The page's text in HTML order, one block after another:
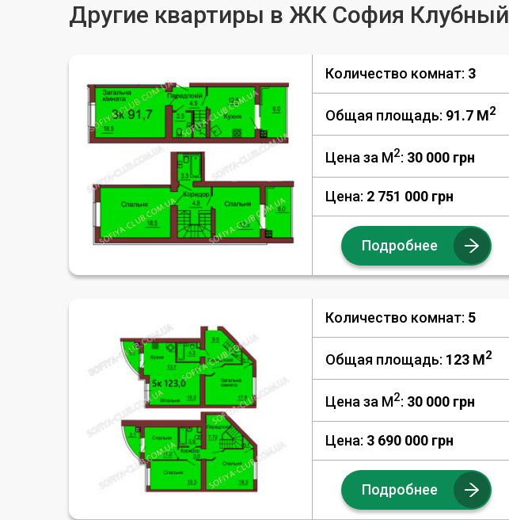
Другие квартиры в ЖК София Клубный
Количество комнат: 3
Общая площадь: 91.7 M2
Цена за М2: 30 000грн
Цена: 2 751 000 грн
Подробнее
Количество комнат: 5
Общая площадь: 123 M2
Цена за М2: 30 000грн
Цена: 3 690 000 грн
Подробнее